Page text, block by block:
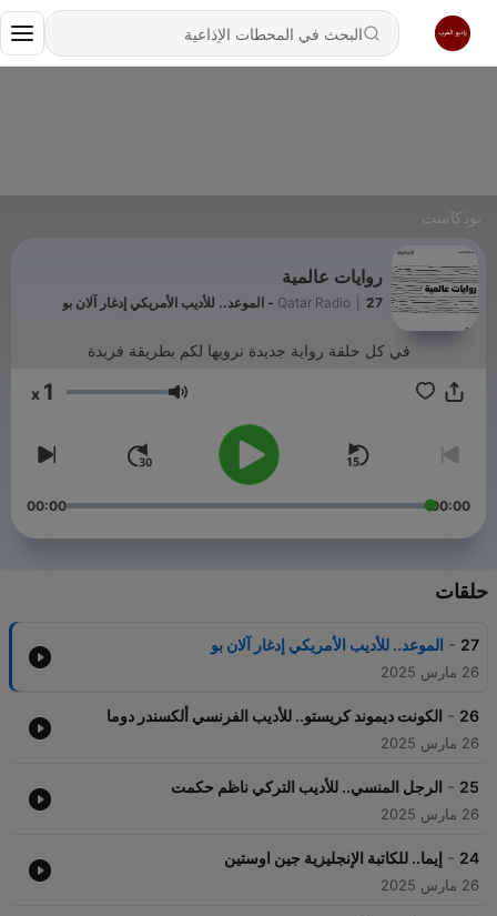
بودكاست
روايات عالمية
Qatar Radio 27 - الموعد.. للأديب الأمريكي إدغار آلان بو
في كل حلقة رواية جديدة نرويها لكم بطريقة فريدة
مستوى الصوت 1
00:00
00:00
حلقات
27
- الموعد.. للأديب الأمريكي إدغار آلان بو
26 مارس 2025
26
- الكونت ديموند كريستو.. للأديب الفرنسي ألكسندر دوما
26 مارس 2025
25
- الرجل المنسي.. للأديب التركي ناظم حكمت
26 مارس 2025
24
- إيما.. للكاتبة الإنجليزية جين اوستين
26 مارس 2025